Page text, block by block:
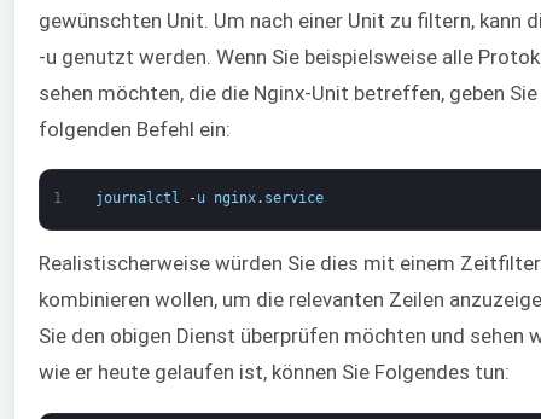
gewünschten Unit. Um nach einer Unit zu filtern, kann
-u genutzt werden. Wenn Sie beispielsweise alle
sehen möchten, die die Nginx-Unit betreffen, geben Sie
folgenden Befehl ein:
1 journalctl -u nginx. service
Realistischerweise würden Sie dies mit einem Zeitfilter
kombinieren wollen, um die relevanten Zeilen
Sie den obigen Dienst überprüfen möchten und sehen
wie er heute gelaufen ist, können Sie Folgendes tun: